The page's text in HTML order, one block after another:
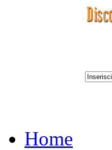
Home